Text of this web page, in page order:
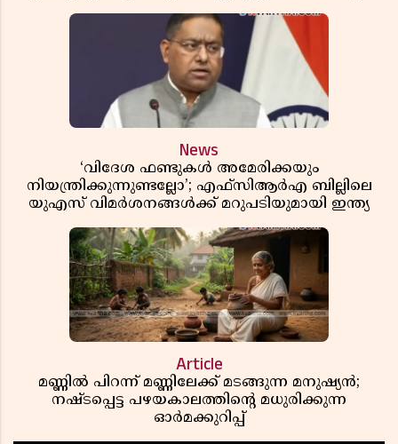
News
‘വിദേശ ഫണ്ടുകൾ അമേരിക്കയും
നിയന്ത്രിക്കുന്നുണ്ടല്ലോ’; എഫ്സിആർഎ ബില്ലിലെ
യുഎസ് വിമർശനങ്ങൾക്ക് മറുപടിയുമായി ഇന്ത്യ
Article
മണ്ണിൽ പിറന്ന് മണ്ണിലേക്ക് മടങ്ങുന്ന മനുഷ്യൻ;
നഷ്ടപ്പെട്ട പഴയകാലത്തിൻ്റെ മധുരിക്കുന്ന
ഓർമക്കുറിപ്പ്